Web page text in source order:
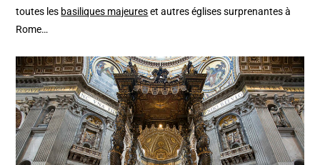
toutes les basiliques majeureset autres églises surprenantes à
Rome…